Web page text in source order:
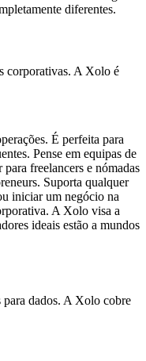
diferentes.
corporativas. A Xolo é
É perfeita para
Pense em equipas de
freelancers e nómadas
Suporta qualquer
iniciar um negócio na
A Xolo visa a
ideais estão a mundos
dados. A Xolo cobre